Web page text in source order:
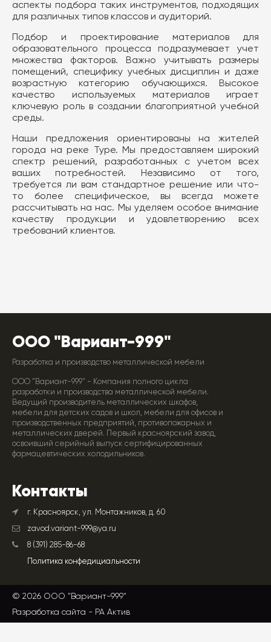
аспекты подбора таких инструментов, подходящих
для различных типов классов и аудиторий.
Подбор и проектирование материалов для
образовательного процесса подразумевает учет
множества факторов. Важно учитывать размеры
помещений, специфику учебных дисциплин и даже
возрастную категорию обучающихся. Высокое
качество используемых материалов играет
ключевую роль в создании благоприятной учебной
среды.
Наши предложения ориентированы на жителей
города на реке Туре. Мы предоставляем широкий
спектр решений, разработанных с учетом всех
ваших потребностей. Независимо от того,
требуется ли вам стандартное решение или что-
то более специфическое, вы всегда можете
рассчитывать на нас. Мы уделяем особое внимание
качеству продукции и удовлетворению всех
требований клиентов.
ООО "Вариант-999"
Разработка и производство металлической мебели
ООО "Вариант-999" - Компания полного цикла
разработки и производства металлической мебели.
Ведущий производитель металлических шкафов,
мебели для детских садов и школ, мебели для офисов и
производственных предприятий, противопожарных и
металлических дверей. Первый красноярский завод,
освоивший серийный выпуск сертифицированных
фармацевтических холодильников.
Контакты
г. Красноярск, ул. Монтажников, д. 60
zavod.variant-999@ya.ru
8 (391) 285-86-68
Политика конфедициальности
© 2026 ООО "Вариант-999"
Разработка сайта - РА Актив